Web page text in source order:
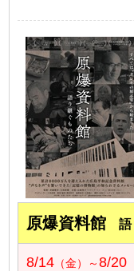
原爆資料館 語
8/14 （金）～8/20